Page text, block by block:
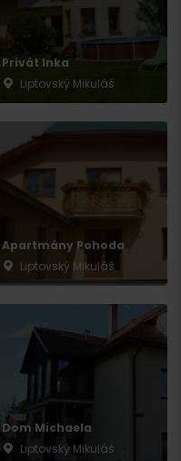
Privát Inka
Liptovský Mikuláš
Apartmány Pohoda
Liptovský Mikuláš
Dom Michaela
Liptovský Mikuláš